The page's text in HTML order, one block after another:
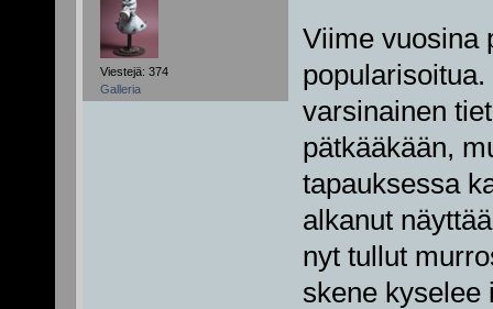
Viestejä: 374
Galleria
Viime vuosina
varsinainen
pätkääkään,
tapauksessa
alkanut
nyt tullut
skene kyselee